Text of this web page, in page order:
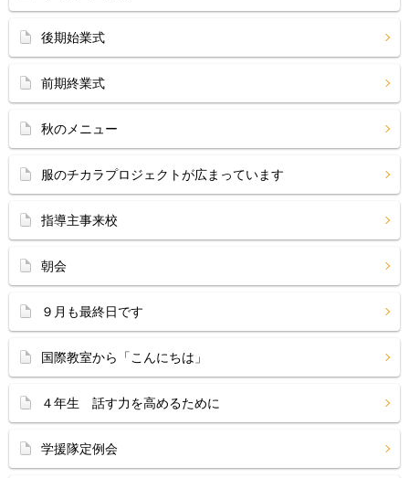
後期始業式
前期終業式
秋のメニュー
服のチカラプロジェクトが広まっています
指導主事来校
朝会
９月も最終日です
国際教室から「こんにちは」
４年生 話す力を高めるために
学援隊定例会